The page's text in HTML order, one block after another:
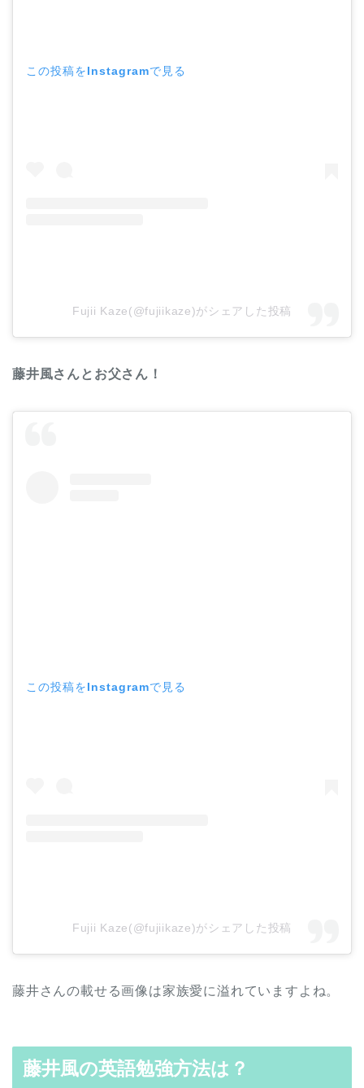
この投稿をInstagramで見る
Fujii Kaze(@fujiikaze)がシェアした投稿
藤井風さんとお父さん！
この投稿をInstagramで見る
Fujii Kaze(@fujiikaze)がシェアした投稿
藤井さんの載せる画像は家族愛に溢れていますよね。
藤井風の英語勉強方法は？